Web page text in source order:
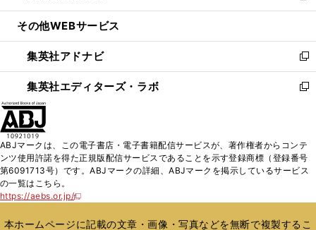
開
ウ
開
く
ン
ウ
で
開
く
ウ
ン
ド
ウ
で
し
ウ
ィ
ン
ド
く
その他WEBサービス
集英社アドナビ
新
し
い
ド
ウ
で
集英社エディターズ・ラボ
新
ィ
ン
ド
開
ABJマークは、この電子書店・電子書籍配信サービスが、著作権者からコンテ
ンツ使用許諾を得た正規版配信サービスであることを示す登録商標（登録番号
第6091713号）です。ABJマークの詳細、ABJマークを掲示しているサービス
の一覧はこちら。
https://aebs.or.jp/
新
い
本ホームページに記載の文章・画像・写真などを無断で複製するこ